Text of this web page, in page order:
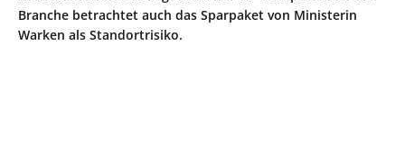
Branche betrachtet auch das Sparpaket von Ministerin
Warken als Standortrisiko.